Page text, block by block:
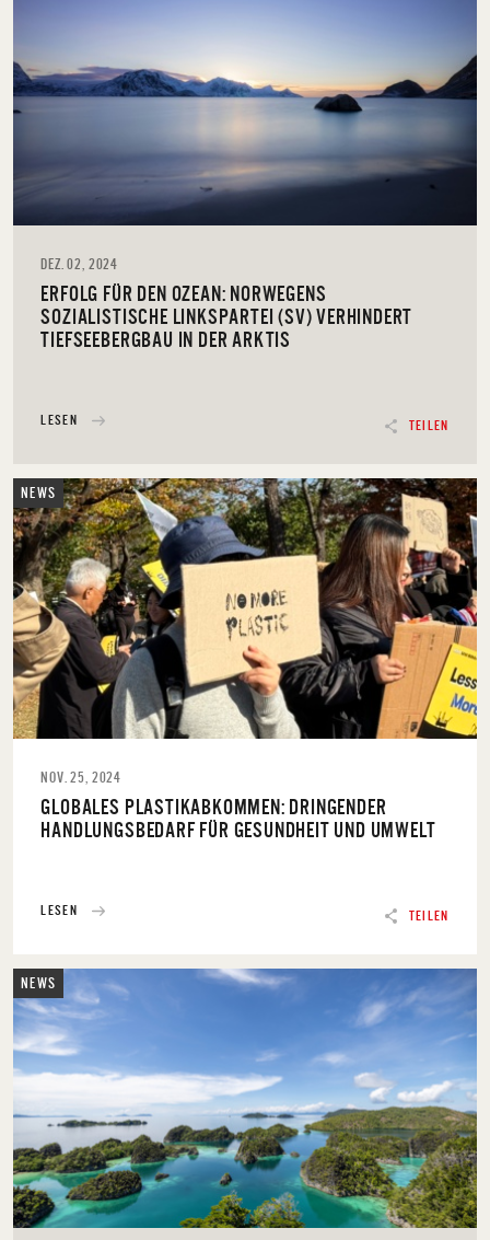
TEILEN
DEZ. 02, 2024
ERFOLG FÜR DEN OZEAN: NORWEGENS
SOZIALISTISCHE LINKSPARTEI (SV) VERHINDERT
TIEFSEEBERGBAU IN DER ARKTIS
LESEN
TEILEN
NEWS
NOV. 25, 2024
GLOBALES PLASTIKABKOMMEN: DRINGENDER
HANDLUNGSBEDARF FÜR GESUNDHEIT UND UMWELT
LESEN
NEWS